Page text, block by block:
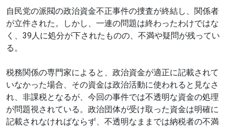
自民党の派閥の政治資金不正事件の捜査が終結し、関係者
が立件された。しかし、一連の問題は終わったわけではな
く、39人に処分が下されたものの、不満や疑問が残ってい
る。
税務関係の専門家によると、政治資金が適正に記載されて
いなかった場合、その資金は政治活動に使われると見なさ
れ、非課税となるが、今回の事件では不透明な資金の処理
が問題視されている。政治団体が受け取った資金は明確に
記載されなければならず、不透明なままでは納税者の不満